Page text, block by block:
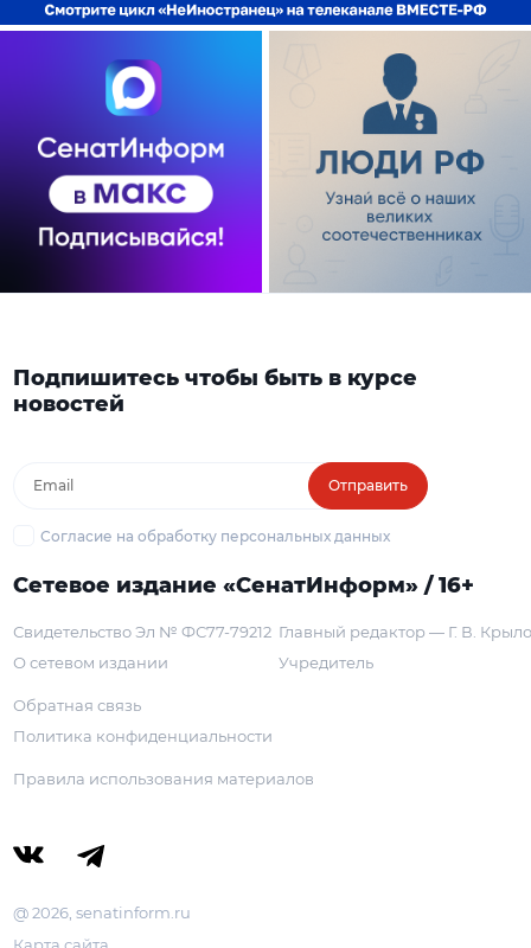
Подпишитесь чтобы быть в курсе
новостей
Отправить
Согласие на обработку персональных данных
Сетевое издание «СенатИнформ» / 16+
Свидетельство Эл № ФС77-79212
О сетевом издании
Главный редактор — Г. В.
Учредитель
Обратная связь
Политика конфиденциальности
Правила использования материалов
@ 2026, senatinform.ru
Карта сайта